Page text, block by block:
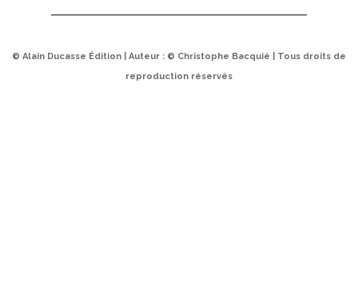
© Alain Ducasse Édition | Auteur : © Christophe Bacquié | Tous droits de
reproduction réservés